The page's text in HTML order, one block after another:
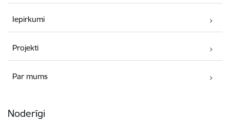
Iepirkumi
Projekti
Par mums
Noderīgi